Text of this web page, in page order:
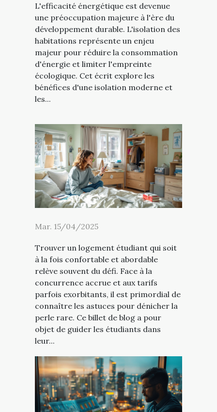
L'efficacité énergétique est devenue
une préoccupation majeure à l'ère du
développement durable. L'isolation des
habitations représente un enjeu
majeur pour réduire la consommation
d'énergie et limiter l'empreinte
écologique. Cet écrit explore les
bénéfices d'une isolation moderne et
les...
Mar. 15/04/2025
Trouver un logement étudiant qui soit
à la fois confortable et abordable
relève souvent du défi. Face à la
concurrence accrue et aux tarifs
parfois exorbitants, il est primordial de
connaître les astuces pour dénicher la
perle rare. Ce billet de blog a pour
objet de guider les étudiants dans
leur...